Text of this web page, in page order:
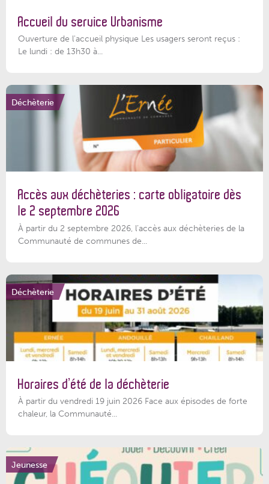
Accueil du service Urbanisme
Ouverture de l'accueil physique Les usagers seront reçus :
Le lundi : de 13h30 à...
Déchèterie
Accès aux déchèteries : carte obligatoire dès
le 2 septembre 2026
À partir du 2 septembre 2026, l’accès aux déchèteries de la
Communauté de communes de...
Déchèterie
Horaires d’été de la déchèterie
À partir du vendredi 19 juin 2026 Face aux épisodes de forte
chaleur, la Communauté...
Jeunesse